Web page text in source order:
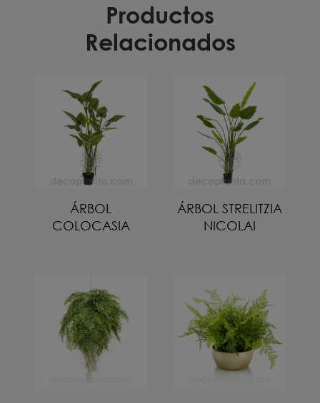
Productos
Relacionados
ÁRBOL
COLOCASIA
ÁRBOL STRELITZIA
NICOLAI